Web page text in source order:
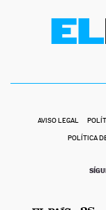
AVISO LEGAL
POLÍTICA